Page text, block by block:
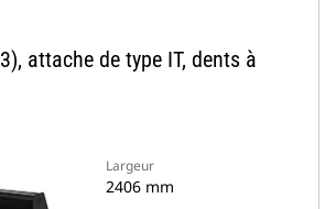
attache de type IT, dents à
Largeur
2406 mm